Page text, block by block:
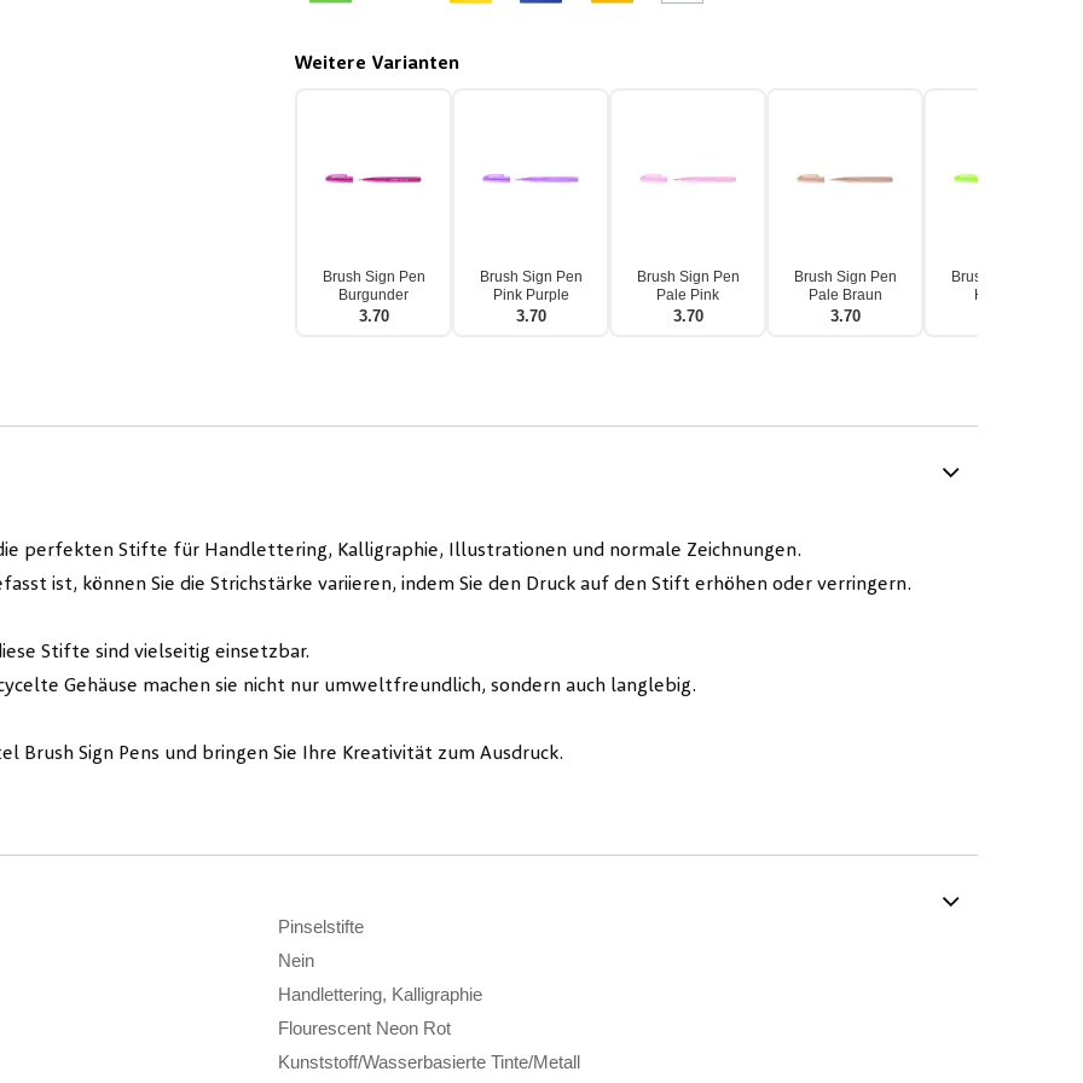
Weitere Varianten
Brush Sign Pen
Burgunder
3.70
Brush Sign Pen
Pink Purple
3.70
Brush Sign Pen
Pale Pink
3.70
Brush Sign Pen
Pale Braun
3.70
Brush Sign Pen
Hellgrün
perfekten Stifte für Handlettering, Kalligraphie, Illustrationen und normale Zeichnungen.
ist, können Sie die Strichstärke variieren, indem Sie den Druck auf den Stift erhöhen oder verringern.
Stifte sind vielseitig einsetzbar.
Gehäuse machen sie nicht nur umweltfreundlich, sondern auch langlebig.
Brush Sign Pens und bringen Sie Ihre Kreativität zum Ausdruck.
Pinselstifte
Nein
Handlettering, Kalligraphie
Flourescent Neon Rot
Kunststoff/Wasserbasierte Tinte/Metall